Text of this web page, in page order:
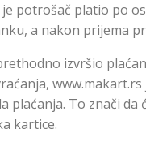
potrošač platio po
a nakon prijema
izvršio
www.makart.rs
plaćanja. To znači da
kartice.